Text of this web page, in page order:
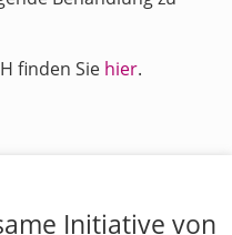
finden Sie hier.
Initiative von